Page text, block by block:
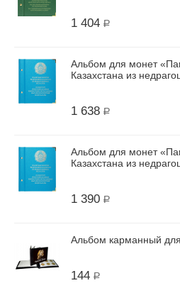
1 404 Р
Альбом для монет
Казахстана из
1 638 Р
Альбом для монет
Казахстана из
1 390 Р
Альбом карманный
144 Р